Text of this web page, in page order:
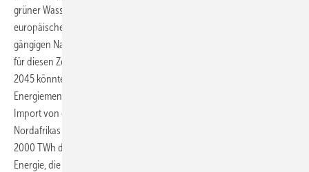
grüner Wasserstoff aus heimischer Elektrolyse und anderen
europäischen Ländern. Diese Menge übertrifft um ein Vielfaches alle
gängigen Nachfrageprognosen. So geht der Nationale Wasserstoffrat
für diesen Zeitraum von einem Bedarf von bis zu 110 TWh/a aus. Bis
2045 könnten Industrie, Fahrzeuge sowie Gebäude dann mit einer
Energiemenge von 850 TWh/a versorgt werden. Durch den [weiteren]
Import von grünem Wasserstoff beispielsweise aus Ländern
Nordafrikas wäre auf lange Sicht sogar ein Angebot von etwa
2000 TWh denkbar. Dies entspricht mindestens dem Doppelten der
Energie, die im klimaneutralen Deutschland der Zukunft benötigt wird.“